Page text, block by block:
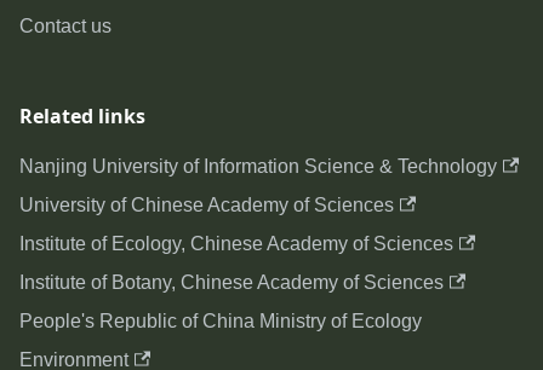
Contact us
Related links
Nanjing University of Information Science & Technology
University of Chinese Academy of Sciences
Institute of Ecology, Chinese Academy of Sciences
Institute of Botany, Chinese Academy of Sciences
People's Republic of China Ministry of Ecology
Environment